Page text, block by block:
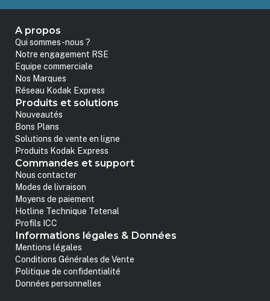
A propos
Qui sommes-nous ?
Notre engagement RSE
Equipe commerciale
Nos Marques
Réseau Kodak Express
Produits et solutions
Nouveautés
Bons Plans
Solutions de vente en ligne
Produits Kodak Express
Commandes et support
Nous contacter
Modes de livraison
Moyens de paiement
Hotline Technique Tetenal
Profils ICC
Informations légales & Données
Mentions légales
Conditions Générales de Vente
Politique de confidentialité
Données personnelles